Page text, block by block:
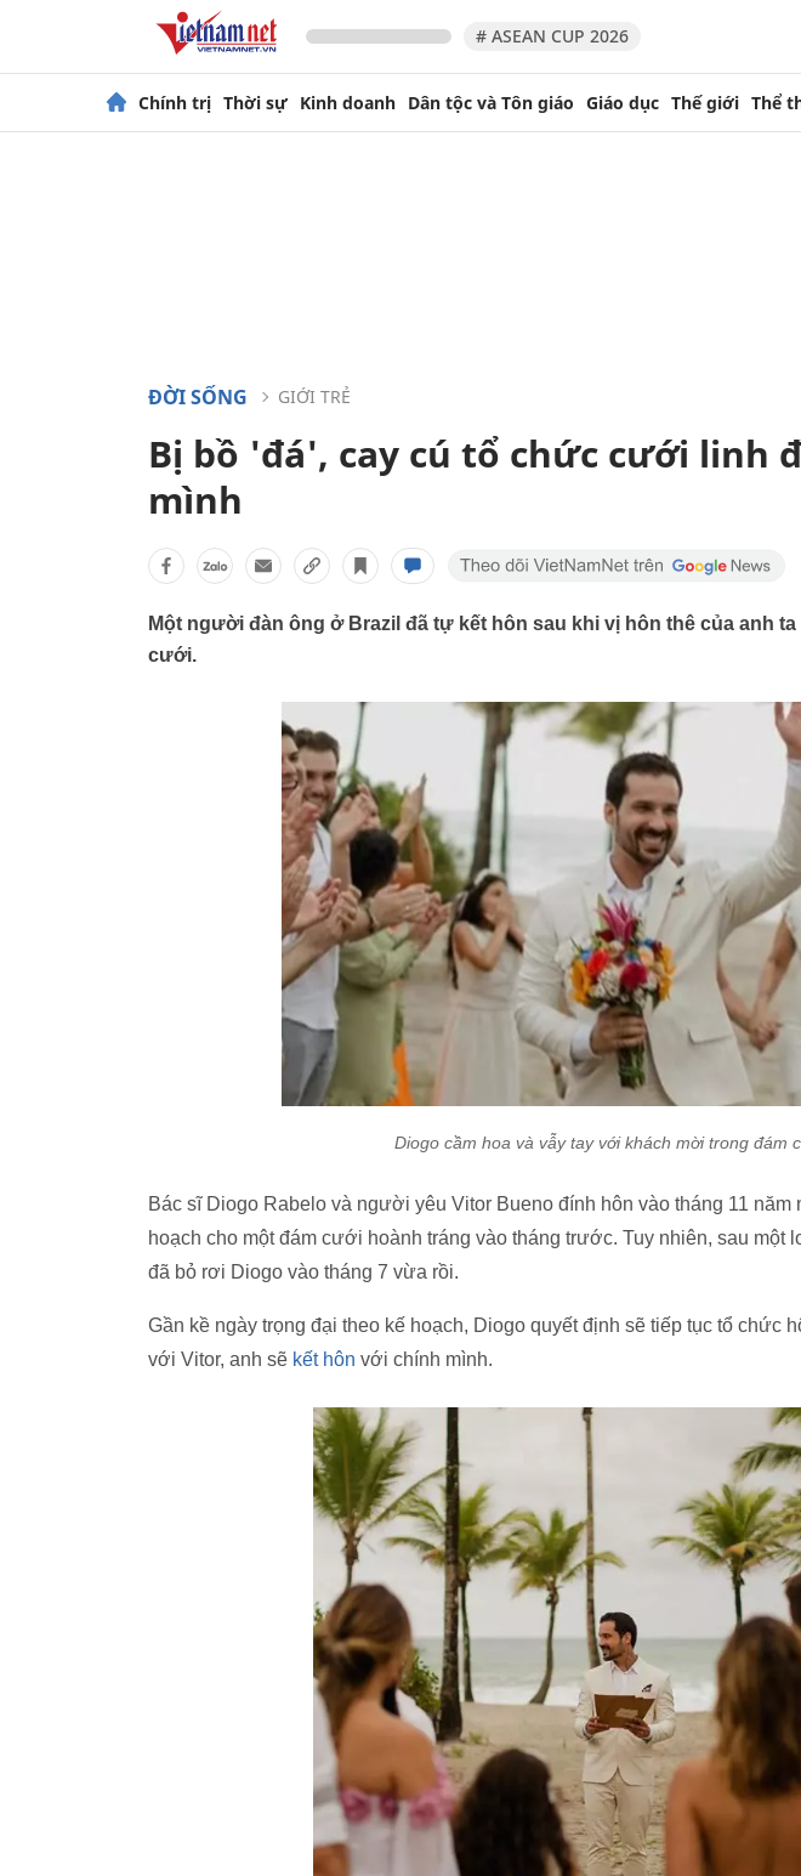
# ASEAN CUP 2026
Chính trị Thời sự Kinh doanh Dân tộc và Tôn giáo Giáo dục Thế giới Thể
ĐỜI SỐNG GIỚI TRẺ
Bị bồ 'đá', cay cú tổ chức cưới linh
mình
Một người đàn ông ở Brazil đã tự kết hôn sau khi vị hôn thê của anh
cưới.
Diogo cầm hoa và vẫy tay với khách mời trong đám
Bác sĩ Diogo Rabelo và người yêu Vitor Bueno đính hôn vào tháng 11 năm
hoạch cho một đám cưới hoành tráng vào tháng trước. Tuy nhiên, sau một
đã bỏ rơi Diogo vào tháng 7 vừa rồi.
Gần kề ngày trọng đại theo kế hoạch, Diogo quyết định sẽ tiếp tục tổ chức
với Vitor, anh sẽ kết hôn với chính mình.